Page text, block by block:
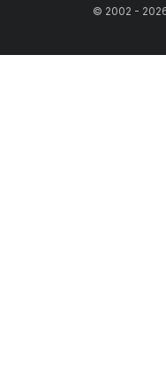
© 2002 -